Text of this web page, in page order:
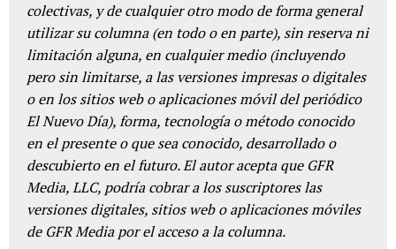
colectivas, y de cualquier otro modo de forma general
utilizar su columna (en todo o en parte), sin reserva ni
limitación alguna, en cualquier medio (incluyendo
pero sin limitarse, a las versiones impresas o digitales
o en los sitios web o aplicaciones móvil del periódico
El Nuevo Día), forma, tecnología o método conocido
en el presente o que sea conocido, desarrollado o
descubierto en el futuro. El autor acepta que GFR
Media, LLC, podría cobrar a los suscriptores las
versiones digitales, sitios web o aplicaciones móviles
de GFR Media por el acceso a la columna.